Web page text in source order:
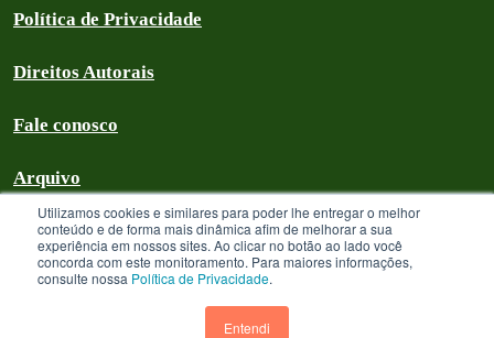
Utilizamos cookies e similares para poder lhe entregar o melhor
conteúdo e de forma mais dinâmica afim de melhorar a sua
experiência em nossos sites. Ao clicar no botão ao lado você
concorda com este monitoramento. Para maiores informações,
consulte nossa Política de Privacidade.
Entendi
Política de Privacidade
Direitos Autorais
Fale conosco
Arquivo
Greenpeace Brasil 2026
sem fins lucrativos que goza de isenção com relação aos tributos federais
devidos sobre suas receitas próprias. A menos que especificado o contrário,